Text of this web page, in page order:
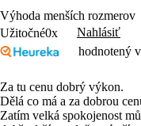
Výhoda menších rozmerov
Užitočné0x
Nahlásiť
hodnotený
Za tu cenu dobrý výkon.
Dělá co má a za dobrou
Zatím velká spokojenost